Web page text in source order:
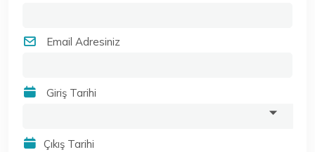
Email Adresiniz
Giriş Tarihi
Çıkış Tarihi